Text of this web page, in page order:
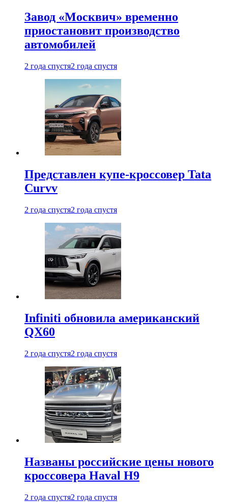
Завод «Москвич» временно
приостановит производство
автомобилей
2 года спустя2 года спустя
Представлен купе-кроссовер Tata
Curvv
2 года спустя2 года спустя
Infiniti обновила американский
QX60
2 года спустя2 года спустя
Названы российские цены нового
кроссовера Haval H9
2 года спустя2 года спустя